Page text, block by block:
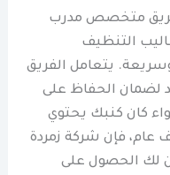
فريق متخصص مدرب
التنظيف
يتعامل الفريق
لضمان الحفاظ على
كان كنبك يحتوي
عام، فإن شركة زمردة
لك الحصول على